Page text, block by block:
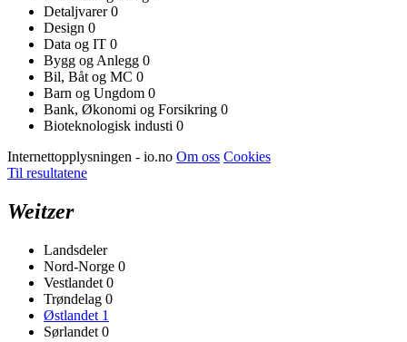
Detaljvarer0
Design 0
Data og IT 0
Bygg og Anlegg 0
Bil, Båt og MC 0
Barn og Ungdom 0
Bank, Økonomi og Forsikring 0
Bioteknologisk industi 0
Internettopplysningen - io.no Om oss Cookies
Til resultatene
Weitzer
Landsdeler
Nord-Norge 0
Vestlandet 0
Trøndelag 0
Østlandet 1
Sørlandet 0